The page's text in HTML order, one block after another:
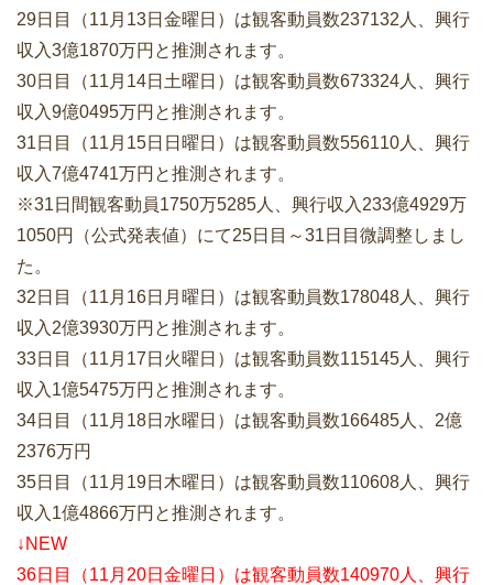
29日目（11月13日金曜日）は観客動員数237132人、興行
収入3億1870万円と推測されます。
30日目（11月14日土曜日）は観客動員数673324人、興行
収入9億0495万円と推測されます。
31日目（11月15日日曜日）は観客動員数556110人、興行
収入7億4741万円と推測されます。
※31日間観客動員1750万5285人、興行収入233億4929万
1050円（公式発表値）にて25日目～31日目微調整しまし
た。
32日目（11月16日月曜日）は観客動員数178048人、興行
収入2億3930万円と推測されます。
33日目（11月17日火曜日）は観客動員数115145人、興行
収入1億5475万円と推測されます。
34日目（11月18日水曜日）は観客動員数166485人、2億
2376万円
35日目（11月19日木曜日）は観客動員数110608人、興行
収入1億4866万円と推測されます。
↓NEW
36日目（11月20日金曜日）は観客動員数140970人、興行